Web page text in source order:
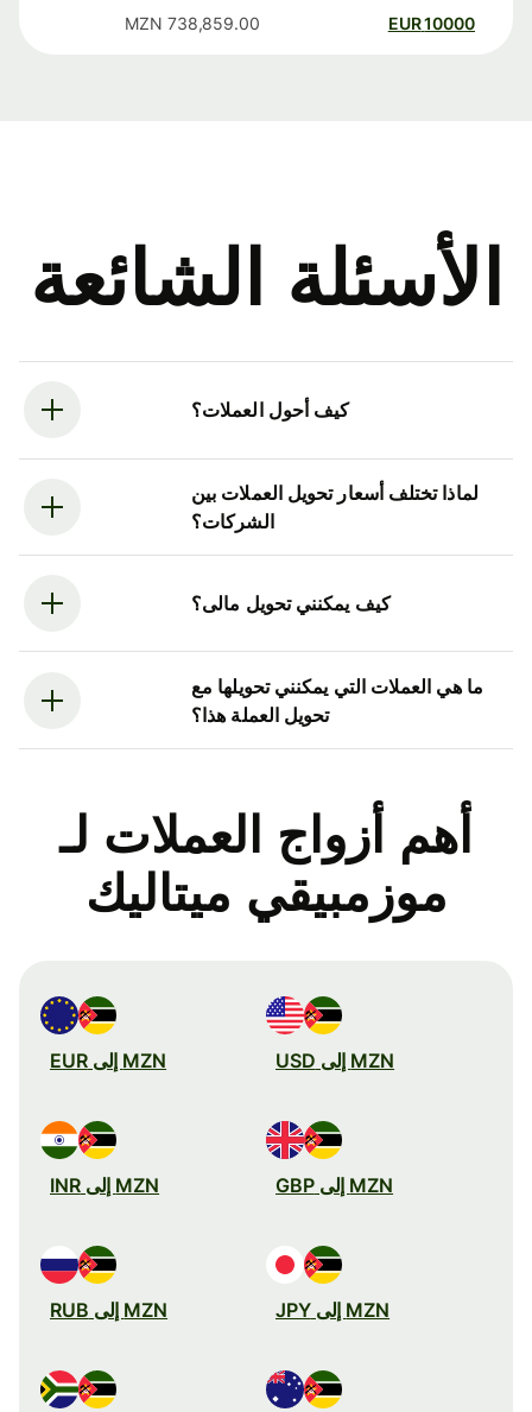
10000
EUR
738,859.00
MZN
الأسئلة الشائعة
كيف أحول العملات؟
لماذا تختلف أسعار تحويل العملات بين
الشركات؟
كيف يمكنني تحويل مالى؟
ما هي العملات التي يمكنني تحويلها مع
تحويل العملة هذا؟
أهم أزواج العملات لـ
موزمبيقي ميتاليك
MZN إلى USD MZN إلى EUR
MZN إلى GBP MZN إلى INR
MZN إلى JPY MZN إلى RUB